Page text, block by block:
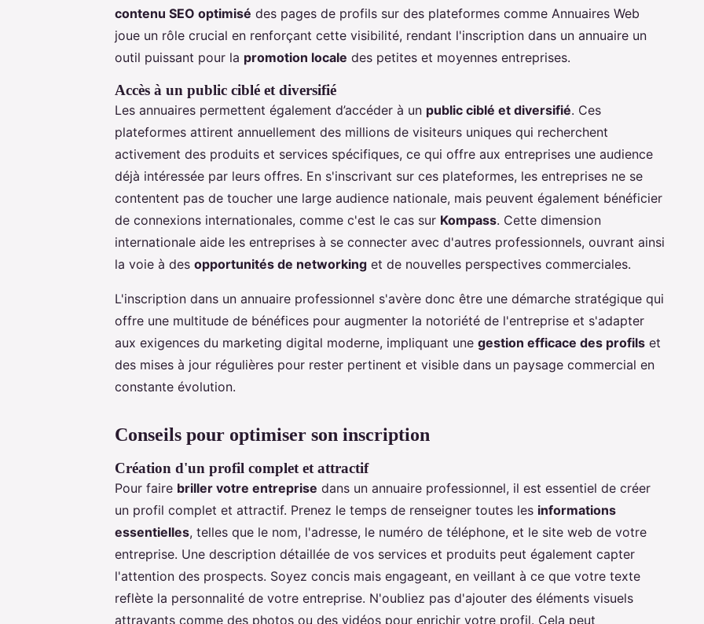
contenu SEO optimisé des pages de profils sur des plateformes comme Annuaires Web
joue un rôle crucial en renforçant cette visibilité, rendant l'inscription dans un annuaire un
outil puissant pour la promotion locale des petites et moyennes entreprises.
Accès à un public ciblé et diversifié
Les annuaires permettent également d’accéder à un public ciblé et diversifié. Ces
plateformes attirent annuellement des millions de visiteurs uniques qui recherchent
activement des produits et services spécifiques, ce qui offre aux entreprises une audience
déjà intéressée par leurs offres. En s'inscrivant sur ces plateformes, les entreprises ne se
contentent pas de toucher une large audience nationale, mais peuvent également bénéficier
de connexions internationales, comme c'est le cas sur Kompass. Cette dimension
internationale aide les entreprises à se connecter avec d'autres professionnels, ouvrant ainsi
la voie à des opportunités de networking et de nouvelles perspectives commerciales.
L'inscription dans un annuaire professionnel s'avère donc être une démarche stratégique qui
offre une multitude de bénéfices pour augmenter la notoriété de l'entreprise et s'adapter
aux exigences du marketing digital moderne, impliquant une gestion efficace des profils et
des mises à jour régulières pour rester pertinent et visible dans un paysage commercial en
constante évolution.
Conseils pour optimiser son inscription
Création d'un profil complet et attractif
Pour faire briller votre entreprise dans un annuaire professionnel, il est essentiel de créer
un profil complet et attractif. Prenez le temps de renseigner toutes les informations
essentielles, telles que le nom, l'adresse, le numéro de téléphone, et le site web de votre
entreprise. Une description détaillée de vos services et produits peut également capter
l'attention des prospects. Soyez concis mais engageant, en veillant à ce que votre texte
reflète la personnalité de votre entreprise. N'oubliez pas d'ajouter des éléments visuels
attrayants comme des photos ou des vidéos pour enrichir votre profil. Cela peut